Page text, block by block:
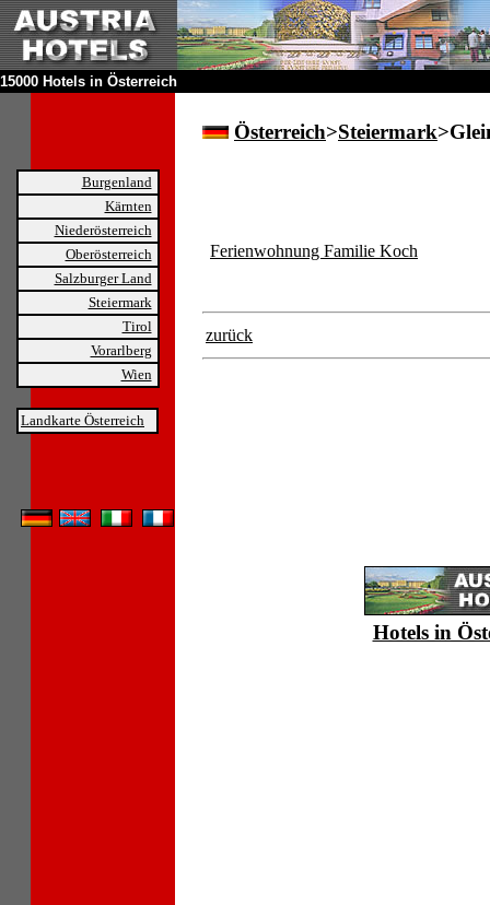
15000 Hotels in Österreich
Burgenland
Kärnten
Niederösterreich
Oberösterreich
Salzburger Land
Steiermark
Tirol
Vorarlberg
Wien
Landkarte Österreich
Österreich>Steiermark
Ferienwohnung Familie Koch
zurück
Hotels in